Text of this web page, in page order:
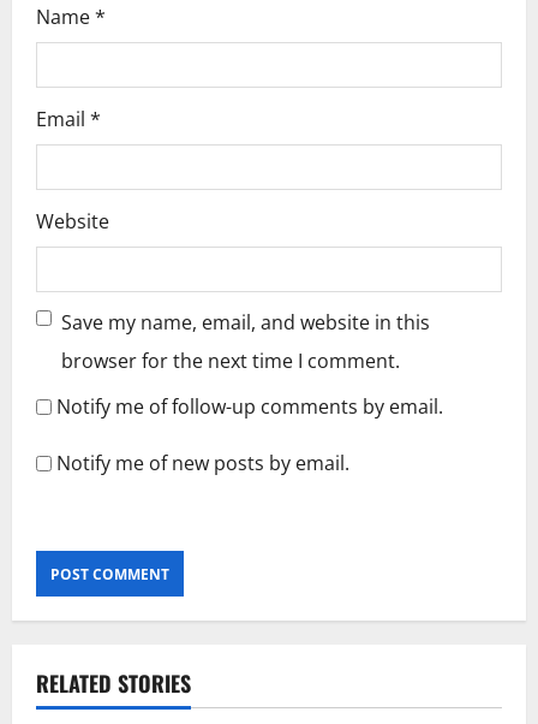
Name*
Email *
Website
Save my name, email, and website in this
browser for the next time I comment.
Notify me of follow-up comments by email.
Notify me of new posts by email.
RELATED STORIES